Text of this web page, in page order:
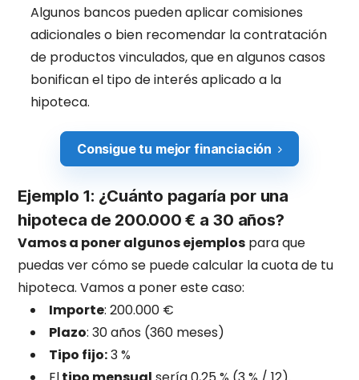
Algunos bancos pueden aplicar comisiones
adicionales o bien recomendar la contratación
de productos vinculados, que en algunos casos
bonifican el tipo de interés aplicado a la
hipoteca.
Consigue tu mejor financiación
Ejemplo 1: ¿Cuánto pagaría por una
hipoteca de 200.000 € a 30 años?
Vamos a poner algunos ejemplos para que
puedas ver cómo se puede calcular la cuota de tu
hipoteca. Vamos a poner este caso:
Importe: 200.000 €
Plazo: 30 años (360 meses)
Tipo fijo:3 %